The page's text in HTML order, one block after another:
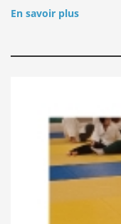
En savoir plus